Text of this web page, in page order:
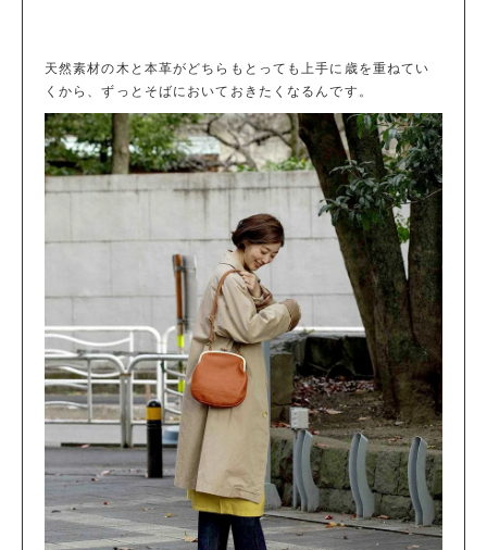
天然素材の木と本革がどちらもとっても上手に歳を重ねてい
くから、ずっとそばにおいておきたくなるんです。